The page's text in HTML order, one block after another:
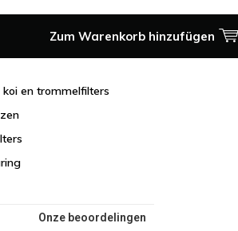
Zum Warenkorb hinzufügen
koi en trommelfilters
Onze beoordelingen